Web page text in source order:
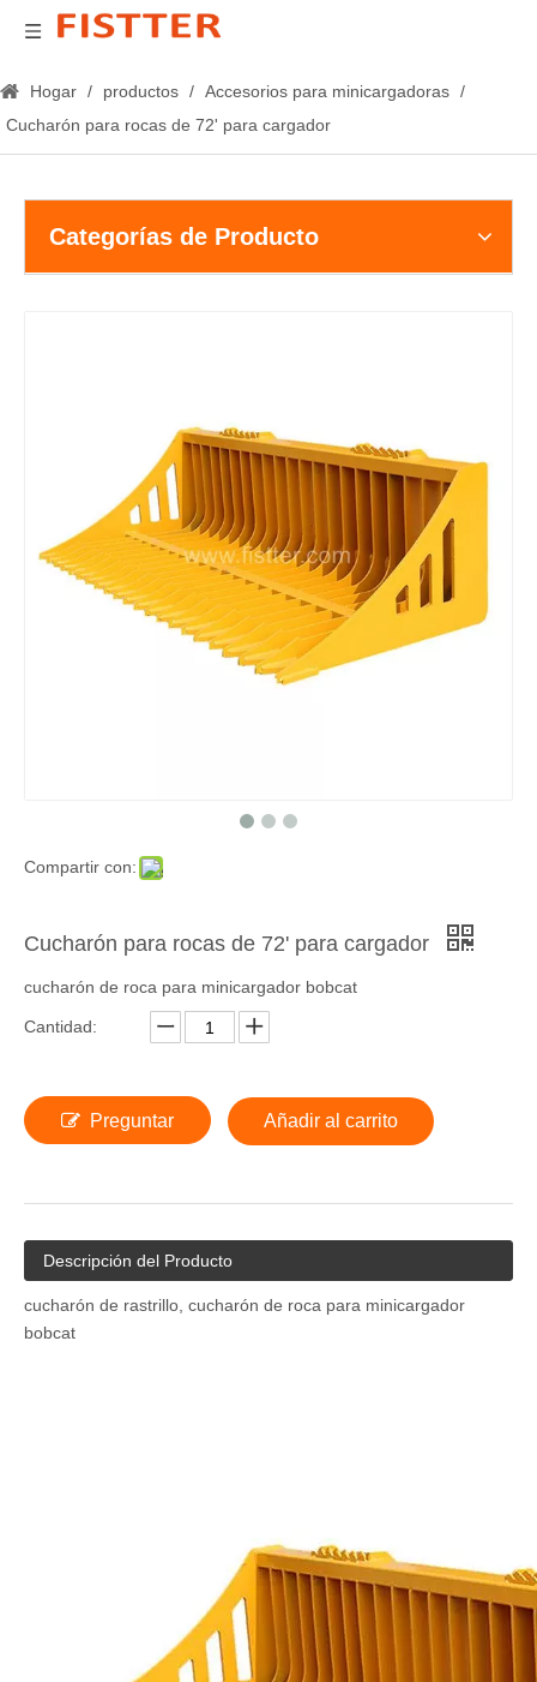
Hogar / productos / Accesorios para minicargadoras /
Cucharón para rocas de 72' para cargador
Categorías de Producto
Compartir con:
Cucharón para rocas de 72' para cargador
cucharón de roca para minicargador bobcat
Cantidad:
Preguntar Añadir al carrito
Descripción del Producto
cucharón de rastrillo, cucharón de roca para minicargador
bobcat